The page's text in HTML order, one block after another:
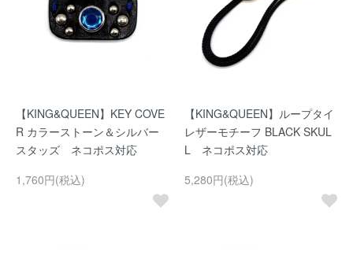
【KING&QUEEN】KEY COVE
R カラーストーン＆シルバー
スタッズ ネコポス対応
1,760円(税込)
【KING&QUEEN】ループタイ
レザーモチーフ BLACK SKUL
L ネコポス対応
5,280円(税込)